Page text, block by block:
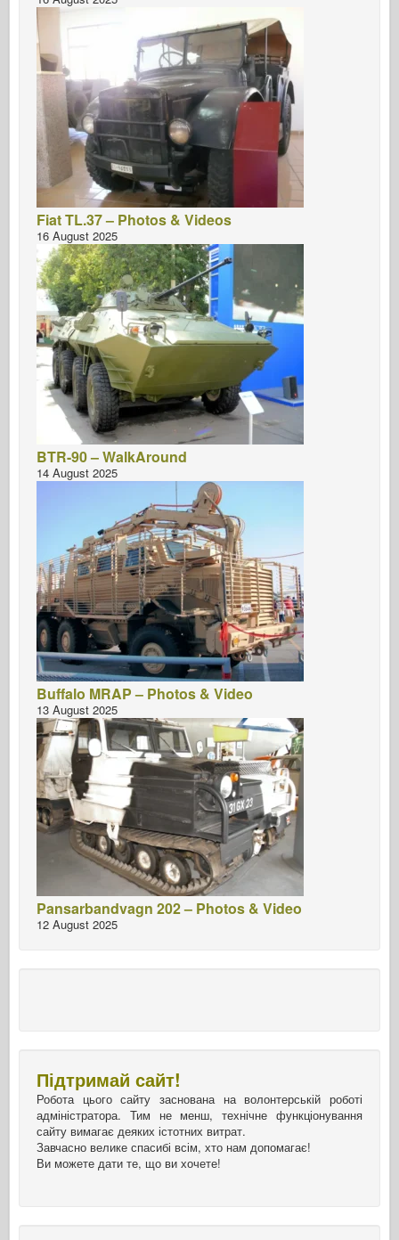
Бронко
Дніпромодель
Дракон
Едуард
Модель E.T.
Тонкі форми
Сили Доблесті
ФріулМодель
Хасеґава
Хеллер
ХобіБос
Моделі IBG
Icm
Італьєрі
Легенда
Менг модель
Трубач
Звезда
Альбоми-фотографії
Прогулянка навколо
Книги
Dvd
Контакт
журнал ле
Набори
Fiat TL.37 – Photos & Videos
16 August 2025
BTR-90 – WalkAround
14 August 2025
Buffalo MRAP – Photos & Video
13 August 2025
Pansarbandvagn 202 – Photos & Video
12 August 2025
Підтримай сайт!
Робота цього сайту заснована на волонтерській роботі
адміністратора. Тим не менш, технічне функціонування
сайту вимагає деяких істотних витрат.
Завчасно велике спасибі всім, хто нам допомагає!
Ви можете дати те, що ви хочете!